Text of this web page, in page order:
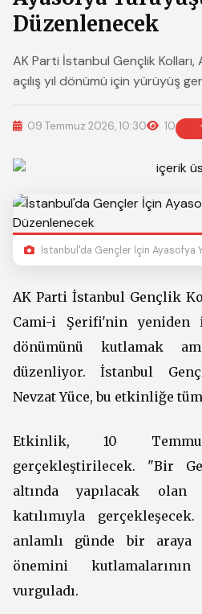
Düzenlenecek
AK Parti İstanbul Gençlik
açılış yıl dönümü için yürüyüş
09 Temmuz 2026, 10:30 10
İstanbul'da Gençler İçin Ayasofya
AK Parti İstanbul Gençlik
Cami-i Şerifi'nin yeniden
dönümünü kutlamak
düzenliyor. İstanbul
Nevzat Yüce, bu etkinliğe
Etkinlik, 10
gerçekleştirilecek. "Bir
altında yapılacak olan
katılımıyla
anlamlı günde bir araya
önemini
vurguladı.